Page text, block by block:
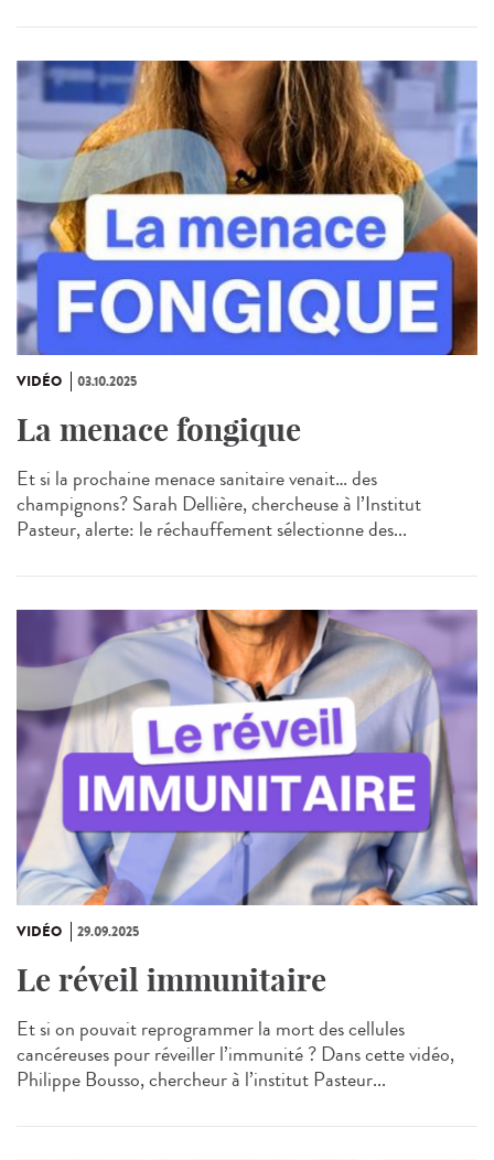
VIDÉO 03.10.2025
La menace fongique
Et si la prochaine menace sanitaire venait… des
champignons? Sarah Dellière, chercheuse à l’Institut
Pasteur, alerte: le réchauffement sélectionne des...
VIDÉO 29.09.2025
Le réveil immunitaire
Et si on pouvait reprogrammer la mort des cellules
cancéreuses pour réveiller l’immunité ? Dans cette vidéo,
Philippe Bousso, chercheur à l’institut Pasteur...